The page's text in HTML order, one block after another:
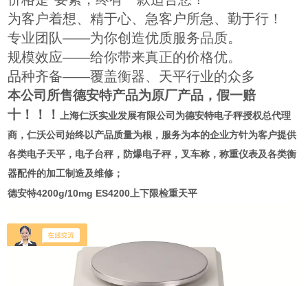
为客户着想、精于心、急客户所急、勤于行！
专业团队——为你创造优质服务品质。
规模效应——给你带来真正的价格优。
品种齐备——覆盖衡器、天平行业的众多
本公司所售德安特产品为原厂产品，假一赔
十！！！ 上海仁沃实业发展有限公司为德安特电子秤授权总代理
商 ，仁沃公司始终以产品质量为根，服务为本的企业方针为客户提供
各类电子天平，电子台秤，防爆电子秤，叉车称，称重仪表及各类衡
器配件的加工制造及维修；
德安特4200g/10mg ES4200上下限检重天平